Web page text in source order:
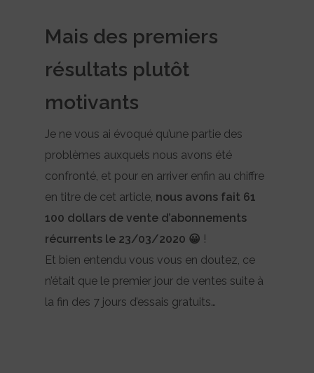
Mais des premiers
résultats plutôt
motivants
Je ne vous ai évoqué qu’une partie des
problèmes auxquels nous avons été
confronté, et pour en arriver enfin au chiffre
en titre de cet article, nous avons fait 61
100 dollars de vente d’abonnements
récurrents le 23/03/2020 😀 !
Et bien entendu vous vous en doutez, ce
n’était que le premier jour de ventes suite à
la fin des 7 jours d’essais gratuits…